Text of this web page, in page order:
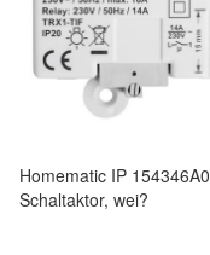
Homematic IP 154346A0
Schaltaktor, wei?